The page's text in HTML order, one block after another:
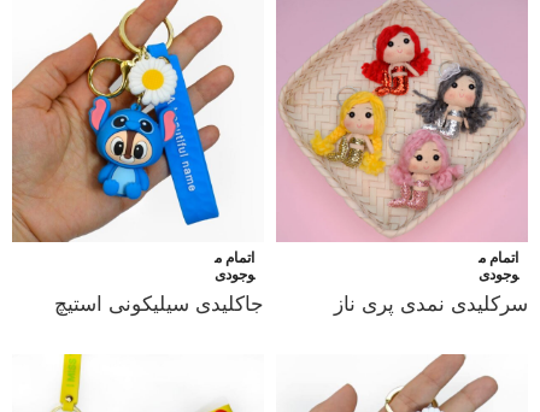
اتمام م
وجودی
سرکلیدی نمدی پری ناز
اتمام م
وجودی
جاکلیدی سیلیکونی استیچ